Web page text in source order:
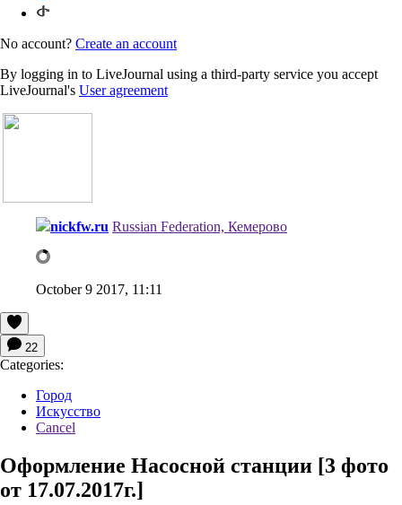
No account? Create an account
By logging in to LiveJournal using a third-party service you accept
LiveJournal's User agreement
nickfw.ru Russian Federation, Кемерово
October 9 2017, 11:11
22
Categories:
Город
Искусство
Cancel
Оформление Насосной станции [3 фото
от 17.07.2017г.]